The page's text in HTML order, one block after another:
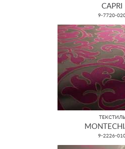
CAPRI
9-7720-
ТЕКСТИЛЬ
9-2226-